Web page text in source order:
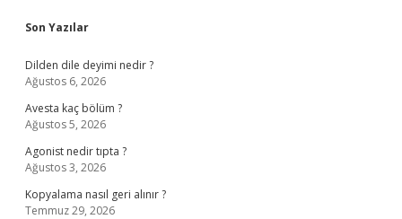
Sidebar
Son Yazılar
Dilden dile deyimi nedir ?
Ağustos 6, 2026
Avesta kaç bölüm ?
Ağustos 5, 2026
Agonist nedir tıpta ?
Ağustos 3, 2026
Kopyalama nasıl geri alınır ?
Temmuz 29, 2026